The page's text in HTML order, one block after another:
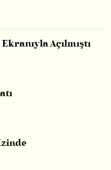
Açılmıştı